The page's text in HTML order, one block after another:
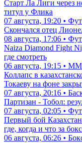
Старт Ла Лиги через
титул у Флика
07 августа, 19:20 •
Скончался отец
08 августа, 17:06 •
Naiza Diamond Fight
где смотреть
06 августа, 19:15 •
Коллапс в
Токаеву на фоне
07 августа, 20:16 •
Партизан - Тобол:
07 августа, 02:05 •
Первый бой
где, когда и что за
06 августа, 06:26 •